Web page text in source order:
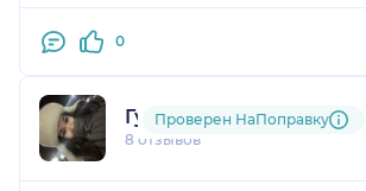
0
Гузель
8 отзывов
Проверен НаПоправку